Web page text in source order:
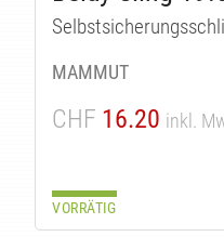
MAMMUT
CHF 16.20 inkl.
VORRÄTIG